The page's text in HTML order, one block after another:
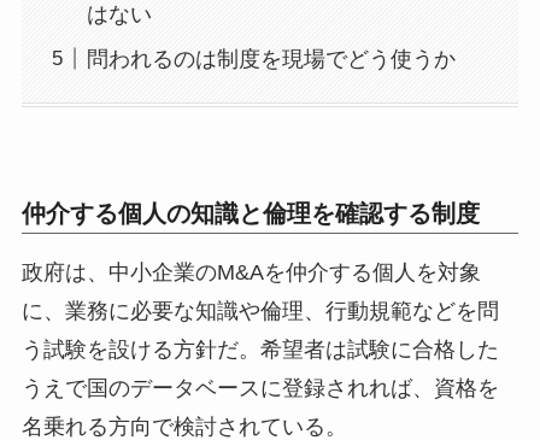
はない
問われるのは制度を現場でどう使うか
仲介する個人の知識と倫理を確認する制度
政府は、中小企業のM&Aを仲介する個人を対象
に、業務に必要な知識や倫理、行動規範などを問
う試験を設ける方針だ。希望者は試験に合格した
うえで国のデータベースに登録されれば、資格を
名乗れる方向で検討されている。